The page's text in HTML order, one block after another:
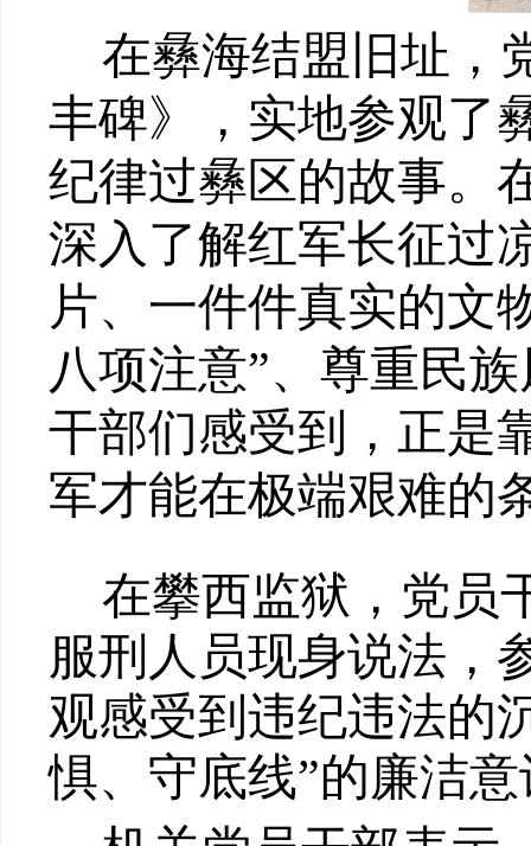
在彝海结盟旧址，
丰碑》，实地参观了
纪律过彝区的故事。
深入了解红军长征过
片、一件件真实的文
八项注意”、尊重民
干部们感受到，正是
军才能在极端艰难的
在攀西监狱，党员
服刑人员现身说法，
观感受到违纪违法的
惧、守底线”的廉洁